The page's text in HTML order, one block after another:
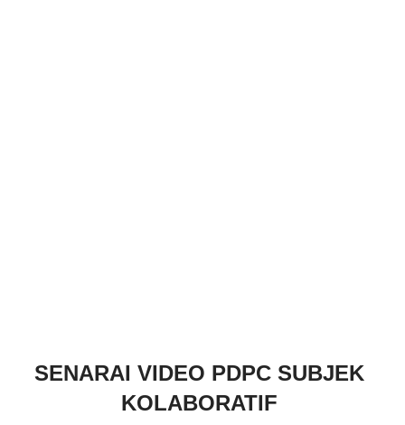
SENARAI VIDEO PDPC SUBJEK
KOLABORATIF